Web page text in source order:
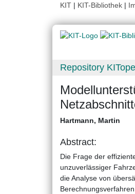
KIT | KIT-Bibliothek |
Repository
Hartmann, Martin
Abstract:
Die Frage der
unzuverlässiger
die Analyse von